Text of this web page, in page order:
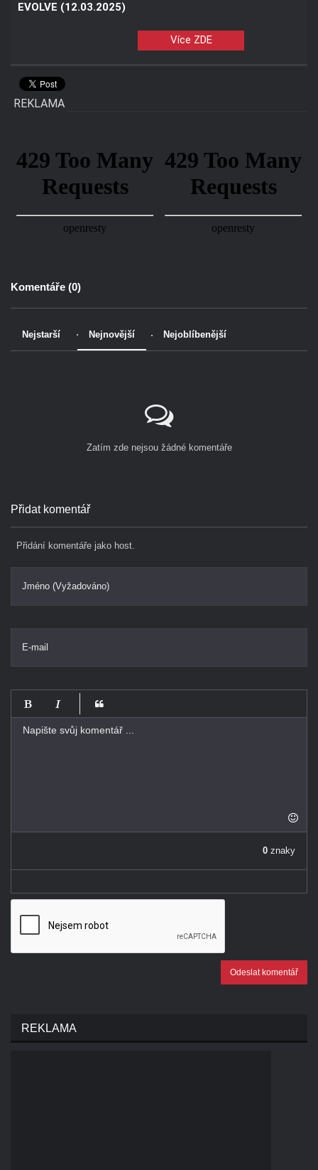
EVOLVE (12.03.2025)
Více ZDE
REKLAMA
Komentáře (0)
Nejstarší Nejnovější Nejoblíbenější
Zatím zde nejsou žádné komentáře
Přidat komentář
Přidání komentáře jako host.
Jméno (Vyžadováno)
E-mail
-
-
0 znaky
Odeslat komentář
REKLAMA